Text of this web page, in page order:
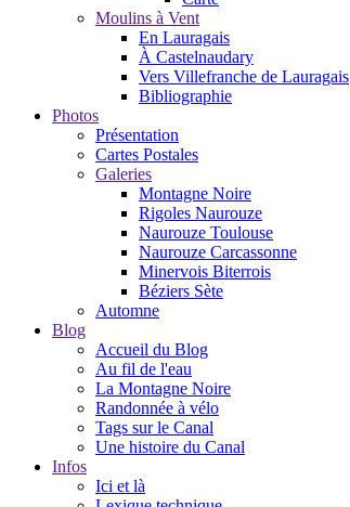
Moulins à Vent
En Lauragais
À Castelnaudary
Vers Villefranche de Lauragais
Bibliographie
Photos
Présentation
Cartes Postales
Galeries
Montagne Noire
Rigoles Naurouze
Naurouze Toulouse
Naurouze Carcassonne
Minervois Biterrois
Béziers Sète
Automne
Blog
Accueil du Blog
Au fil de l'eau
La Montagne Noire
Randonnée à vélo
Tags sur le Canal
Une histoire du Canal
Infos
Ici et là